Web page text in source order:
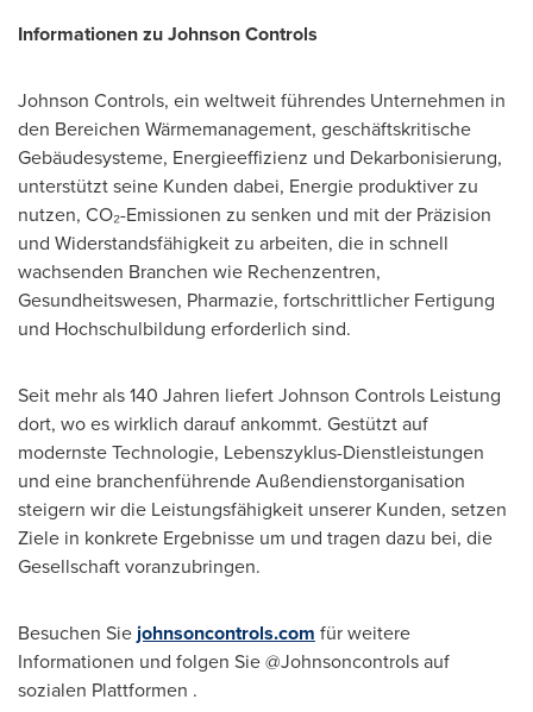
Informationen zu Johnson Controls
Johnson Controls, ein weltweit führendes Unternehmen in
den Bereichen Wärmemanagement, geschäftskritische
Gebäudesysteme, Energieeffizienz und Dekarbonisierung,
unterstützt seine Kunden dabei, Energie produktiver zu
nutzen, CO₂-Emissionen zu senken und mit der Präzision
und Widerstandsfähigkeit zu arbeiten, die in schnell
wachsenden Branchen wie Rechenzentren,
Gesundheitswesen, Pharmazie, fortschrittlicher Fertigung
und Hochschulbildung erforderlich sind.
Seit mehr als 140 Jahren liefert Johnson Controls Leistung
dort, wo es wirklich darauf ankommt. Gestützt auf
modernste Technologie, Lebenszyklus-Dienstleistungen
und eine branchenführende Außendienstorganisation
steigern wir die Leistungsfähigkeit unserer Kunden, setzen
Ziele in konkrete Ergebnisse um und tragen dazu bei, die
Gesellschaft voranzubringen.
Besuchen Sie johnsoncontrols.com für weitere
Informationen und folgen Sie @Johnsoncontrols auf
sozialen Plattformen .